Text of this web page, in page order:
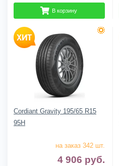
В корзину
Cordiant Gravity 195/65 R15
95H
на заказ 342 шт.
4 906 руб.